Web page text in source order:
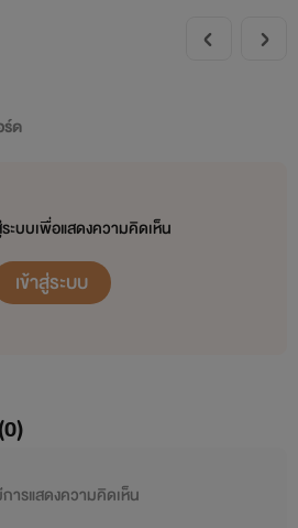
ด
ะบบเพื่อแสดงความคิดเห็น
เข้าสู่ระบบ
0)
การแสดงความคิดเห็น